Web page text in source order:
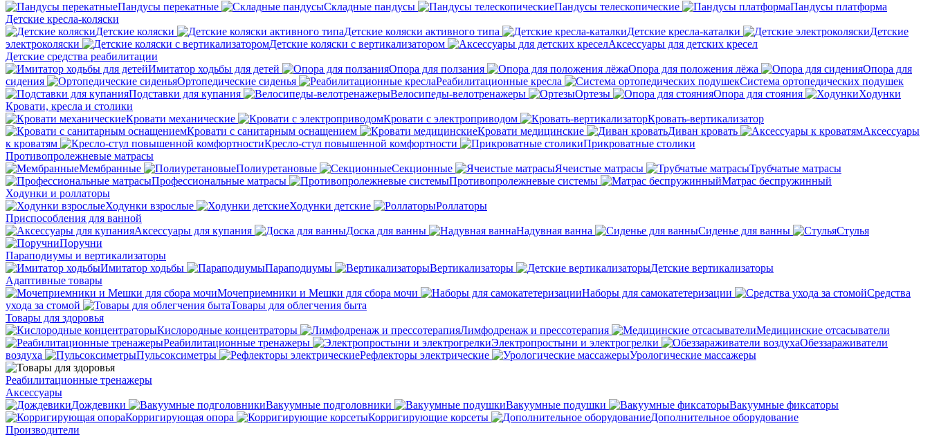
Пандусы перекатные
Складные пандусы Пандусы телескопические
Пандусы платформа
Детские кресла-коляски
Детские коляски
Детские коляски активного типа Детские кресла-каталки
Детские
электроколяски
Детские коляски с вертикализатором
Аксессуары для детских кресел
Детские средства реабилитации
Имитатор ходьбы для детей
Опора для ползания Опора для положения лёжа
Опора для
сидения
Ортопедические сиденья Реабилитационные кресла
Система ортопедических подушек
Подставки для купания
Велосипеды-велотренажеры Ортезы Опора для стояния
Ходунки
Кровати, кресла и столики
Кровати механические
Кровати с электроприводом
Кровать-вертикализатор
Кровати с санитарным оснащением
Кровати медицинские Диван кровать
Аксессуары
к кроватям
Кресло-стул повышенной комфортности
Прикроватные столики
Противопролежневые матрасы
Мембранные
Полиуретановые Секционные Ячеистые матрасы
Трубчатые матрасы
Профессиональные матрасы
Противопролежневые системы
Матрас беспружинный
Ходунки и роллаторы
Ходунки взрослые
Ходунки детские
Роллаторы
Приспособления для ванной
Аксессуары для купания
Доска для ванны Надувная ванна Сиденье для ванны
Стулья
Поручни
Параподиумы и вертикализаторы
Имитатор ходьбы
Параподиумы Вертикализаторы
Детские вертикализаторы
Адаптивные товары
Мочеприемники и Мешки для сбора мочи
Наборы для самокатетеризации
Средства
ухода за стомой
Товары для облегчения быта
Товары для здоровья
Кислородные концентраторы
Лимфодренаж и прессотерапия
Медицинские отсасыватели
Реабилитационные тренажеры
Электропростыни и электрогрелки
Обеззараживатели
воздуха
Пульсоксиметры Рефлекторы электрические Урологические массажеры
Реабилитационные тренажеры
Аксессуары
Дождевики
Вакуумные подголовники Вакуумные подушки
Вакуумные фиксаторы
Корригирующая опора
Корригирующие корсеты
Дополнительное оборудование
Производители